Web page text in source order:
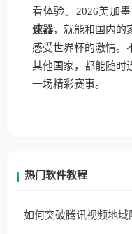
看体验。2026美加
速器，就能和国内的
感受世界杯的激情。
其他国家，都能随时
一场精彩赛事。
热门软件教程
如何突破腾讯视频地域